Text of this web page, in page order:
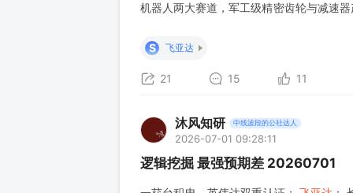
机器人两大赛道，军工级精密齿轮与减速
形机器人双万亿赛道，业绩与估值重
S 飞亚达
21 15 11
沐风知研 中线波段的公社达人
2026-07-01 09:28:11
逻辑挖掘 最强预期差 20260701